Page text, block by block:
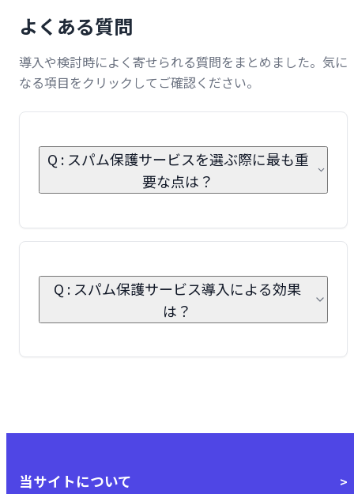
よくある質問
導入や検討時によく寄せられる質問をまとめました。気に
なる項目をクリックしてご確認ください。
Q : スパム保護サービスを選ぶ際に最も重
要な点は？
Q : スパム保護サービス導入による効果
は？
当サイトについて